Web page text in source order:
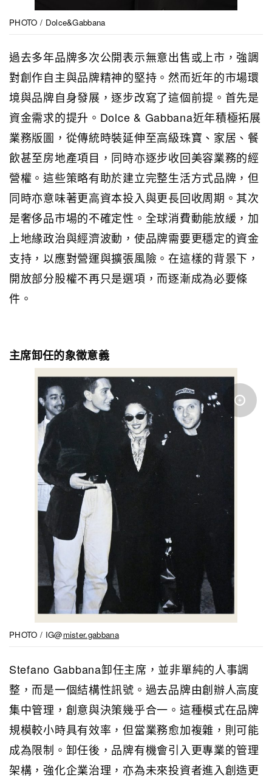
PHOTO / Dolce&Gabbana
過去多年品牌多次公開表示無意出售或上市，強調
對創作自主與品牌精神的堅持。然而近年的市場環
境與品牌自身發展，逐步改寫了這個前提。首先是
資金需求的提升。Dolce & Gabbana近年積極拓展
業務版圖，從傳統時裝延伸至高級珠寶、家居、餐
飲甚至房地產項目，同時亦逐步收回美容業務的經
營權。這些策略有助於建立完整生活方式品牌，但
同時亦意味著更高資本投入與更長回收周期。其次
是奢侈品市場的不確定性。全球消費動能放緩，加
上地緣政治與經濟波動，使品牌需要更穩定的資金
支持，以應對營運與擴張風險。在這樣的背景下，
開放部分股權不再只是選項，而逐漸成為必要條
件。
主席卸任的象徵意義
PHOTO / IG@mister.gabbana
Stefano Gabbana卸任主席，並非單純的人事調
整，而是一個結構性訊號。過去品牌由創辦人高度
集中管理，創意與決策幾乎合一。這種模式在品牌
規模較小時具有效率，但當業務愈加複雜，則可能
成為限制。卸任後，品牌有機會引入更專業的管理
架構，強化企業治理，亦為未來投資者進入創造更